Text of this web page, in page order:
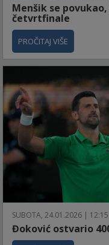
Menšik se
četvrtfinale
PROČITAJ VIŠE
SUBOTA, 24.01.2026 | 12:15
Đoković ostvario